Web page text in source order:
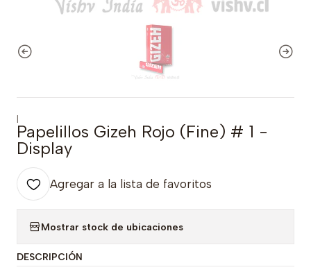
|
Papelillos Gizeh Rojo (Fine) # 1 -
Display
Agregar a la lista de favoritos
Mostrar stock de ubicaciones
DESCRIPCIÓN